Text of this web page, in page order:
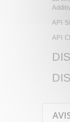
API
API